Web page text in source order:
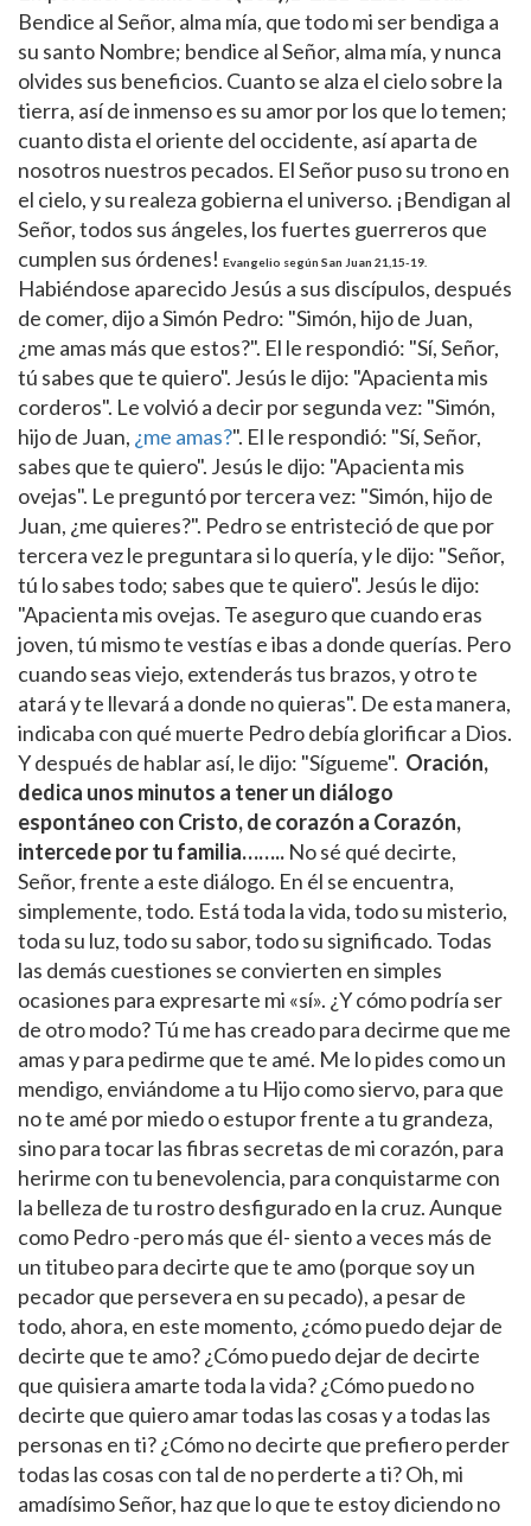
Bendice al Señor, alma mía, que todo mi ser bendiga a
su santo Nombre; bendice al Señor, alma mía, y nunca
olvides sus beneficios. Cuanto se alza el cielo sobre la
tierra, así de inmenso es su amor por los que lo temen;
cuanto dista el oriente del occidente, así aparta de
nosotros nuestros pecados. El Señor puso su trono en
el cielo, y su realeza gobierna el universo. ¡Bendigan al
Señor, todos sus ángeles, los fuertes guerreros que
cumplen sus órdenes! Evangelio según San Juan 21,15-19.
Habiéndose aparecido Jesús a sus discípulos, después
de comer, dijo a Simón Pedro: "Simón, hijo de Juan,
¿me amas más que estos?". El le respondió: "Sí, Señor,
tú sabes que te quiero". Jesús le dijo: "Apacienta mis
corderos". Le volvió a decir por segunda vez: "Simón,
hijo de Juan, ¿me amas?". El le respondió: "Sí, Señor,
sabes que te quiero". Jesús le dijo: "Apacienta mis
ovejas". Le preguntó por tercera vez: "Simón, hijo de
Juan, ¿me quieres?". Pedro se entristeció de que por
tercera vez le preguntara si lo quería, y le dijo: "Señor,
tú lo sabes todo; sabes que te quiero". Jesús le dijo:
"Apacienta mis ovejas. Te aseguro que cuando eras
joven, tú mismo te vestías e ibas a donde querías. Pero
cuando seas viejo, extenderás tus brazos, y otro te
atará y te llevará a donde no quieras". De esta manera,
indicaba con qué muerte Pedro debía glorificar a Dios.
Y después de hablar así, le dijo: "Sígueme". Oración,
dedica unos minutos a tener un diálogo
espontáneo con Cristo, de corazón a Corazón,
intercede por tu familia…….. No sé qué decirte,
Señor, frente a este diálogo. En él se encuentra,
simplemente, todo. Está toda la vida, todo su misterio,
toda su luz, todo su sabor, todo su significado. Todas
las demás cuestiones se convierten en simples
ocasiones para expresarte mi «sí». ¿Y cómo podría ser
de otro modo? Tú me has creado para decirme que me
amas y para pedirme que te amé. Me lo pides como un
mendigo, enviándome a tu Hijo como siervo, para que
no te amé por miedo o estupor frente a tu grandeza,
sino para tocar las fibras secretas de mi corazón, para
herirme con tu benevolencia, para conquistarme con
la belleza de tu rostro desfigurado en la cruz. Aunque
como Pedro -pero más que él- siento a veces más de
un titubeo para decirte que te amo (porque soy un
pecador que persevera en su pecado), a pesar de
todo, ahora, en este momento, ¿cómo puedo dejar de
decirte que te amo? ¿Cómo puedo dejar de decirte
que quisiera amarte toda la vida? ¿Cómo puedo no
decirte que quiero amar todas las cosas y a todas las
personas en ti? ¿Cómo no decirte que prefiero perder
todas las cosas con tal de no perderte a ti? Oh, mi
amadísimo Señor, haz que lo que te estoy diciendo no